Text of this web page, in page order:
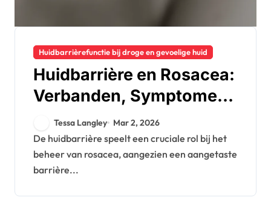
Huidbarrièrefunctie bij droge en gevoelige huid
Huidbarrière en Rosacea:
Verbanden, Symptomen,
Beheer
Tessa Langley Mar 2, 2026
De huidbarrière speelt een cruciale rol bij het
beheer van rosacea, aangezien een aangetaste
barrière...